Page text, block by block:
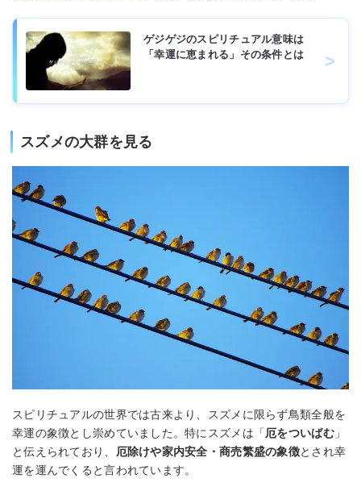
ゲジゲジのスピリチュアル意味は
「幸運に恵まれる」その条件とは
スズメの大群を見る
スピリチュアルの世界では古来より、スズメに限らず鳥類全般を
幸運の象徴とし崇めていました。特にスズメは「厄をついばむ」
と伝えられており、 厄除けや家内安全・商売繁盛の象徴とされ幸
運を運んでくると言われています。